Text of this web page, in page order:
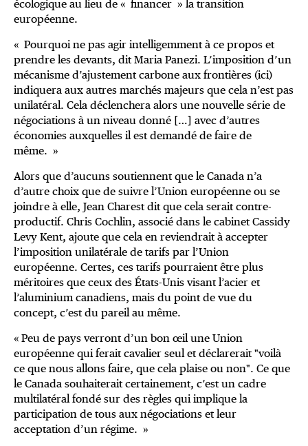
écologique au lieu de « financer » la transition
européenne.
« Pourquoi ne pas agir intelligemment à ce propos et
prendre les devants, dit Maria Panezi. L’imposition d’un
mécanisme d’ajustement carbone aux frontières (ici)
indiquera aux autres marchés majeurs que cela n’est pas
unilatéral. Cela déclenchera alors une nouvelle série de
négociations à un niveau donné […] avec d’autres
économies auxquelles il est demandé de faire de
même. »
Alors que d’aucuns soutiennent que le Canada n’a
d’autre choix que de suivre l’Union européenne ou se
joindre à elle, Jean Charest dit que cela serait contre-
productif. Chris Cochlin, associé dans le cabinet Cassidy
Levy Kent, ajoute que cela en reviendrait à accepter
l’imposition unilatérale de tarifs par l’Union
européenne. Certes, ces tarifs pourraient être plus
méritoires que ceux des États-Unis visant l’acier et
l’aluminium canadiens, mais du point de vue du
concept, c’est du pareil au même.
« Peu de pays verront d’un bon œil une Union
européenne qui ferait cavalier seul et déclarerait "voilà
ce que nous allons faire, que cela plaise ou non". Ce que
le Canada souhaiterait certainement, c’est un cadre
multilatéral fondé sur des règles qui implique la
participation de tous aux négociations et leur
acceptation d’un régime. »